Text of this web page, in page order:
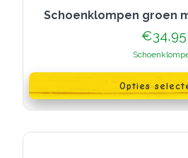
Schoenklompen groen
€34,95
Opties
product
heeft
meerdere
variaties.
optie